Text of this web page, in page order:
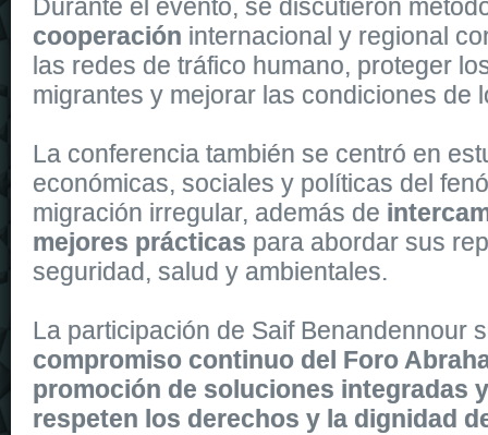
Durante el evento, se discutieron
cooperación internacional y regional
las redes de tráfico humano, proteger
migrantes y mejorar las condiciones de
La conferencia también se centró en
económicas, sociales y políticas del
migración irregular, además de
mejores prácticas para abordar sus
seguridad, salud y ambientales.
La participación de Saif Benandennour
compromiso continuo del Foro
promoción de soluciones integradas
respeten los derechos y la dignidad